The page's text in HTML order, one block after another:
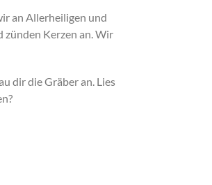
an Allerheiligen und
zünden Kerzen an. Wir
dir die Gräber an. Lies